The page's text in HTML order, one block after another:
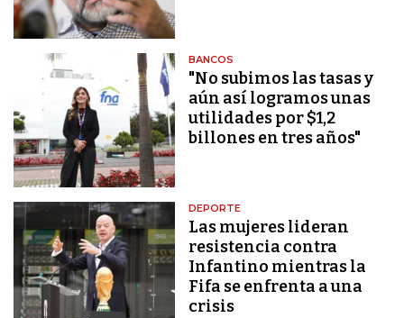
BANCOS
"No subimos las tasas y
aún así logramos unas
utilidades por $1,2
billones en tres años"
DEPORTE
Las mujeres lideran
resistencia contra
Infantino mientras la
Fifa se enfrenta a una
crisis